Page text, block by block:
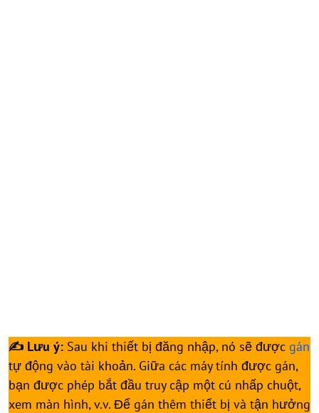
✍ Lưu ý: Sau khi thiết bị đăng nhập, nó sẽ được gán
tự động vào tài khoản. Giữa các máy tính được gán,
bạn được phép bắt đầu truy cập một cú nhấp chuột,
xem màn hình, v.v. Để gán thêm thiết bị và tận hưởng